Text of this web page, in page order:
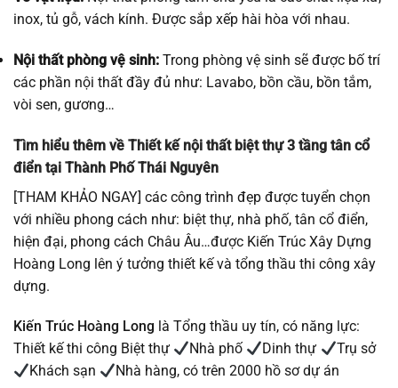
inox, tủ gỗ, vách kính. Được sắp xếp hài hòa với nhau.
Nội thất phòng vệ sinh: Trong phòng vệ sinh sẽ được bố trí
các phần nội thất đầy đủ như: Lavabo, bồn cầu, bồn tắm,
vòi sen, gương…
Tìm hiểu thêm về Thiết kế nội thất biệt thự 3 tầng tân cổ
điển tại Thành Phố Thái Nguyên
[THAM KHẢO NGAY] các công trình đẹp được tuyển chọn
với nhiều phong cách như: biệt thự, nhà phố, tân cổ điển,
hiện đại, phong cách Châu Âu…được Kiến Trúc Xây Dựng
Hoàng Long lên ý tưởng thiết kế và tổng thầu thi công xây
dựng.
Kiến Trúc Hoàng Long là Tổng thầu uy tín, có năng lực:
Thiết kế thi công Biệt thự
Nhà phố Dinh thự
Trụ sở
Khách sạn
Nhà hàng, có trên 2000 hồ sơ dự án